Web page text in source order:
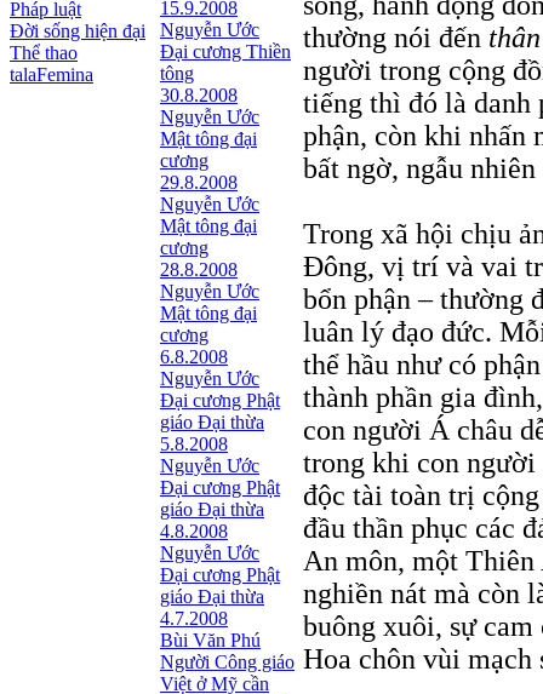
Pháp luật
Đời sống hiện đại
Thể thao
talaFemina
15.9.2008
Nguyễn Ước
Ðại cương Thiền
tông
30.8.2008
Nguyễn Ước
Mật tông đại
cương
29.8.2008
Nguyễn Ước
Mật tông đại
cương
28.8.2008
Nguyễn Ước
Mật tông đại
cương
6.8.2008
Nguyễn Ước
Ðại cương Phật
giáo Ðại thừa
5.8.2008
Nguyễn Ước
Ðại cương Phật
giáo Ðại thừa
4.8.2008
Nguyễn Ước
Ðại cương Phật
giáo Ðại thừa
4.7.2008
Bùi Văn Phú
Người Công giáo
Việt ở Mỹ cần
thường nói đến
người trong cộng
tiếng thì đó là danh
phận, còn khi nhấn
bất ngờ, ngẫu
Trong xã hội chịu
Đông, vị trí và vai
bổn phận – thường
luân lý đạo đức.
thể hầu như có
thành phần gia
con người Á châu
trong khi con
độc tài toàn trị
đầu thần phục các
An môn, một
nghiền nát mà còn
buông xuôi, sự cam
Hoa chôn vùi mạch